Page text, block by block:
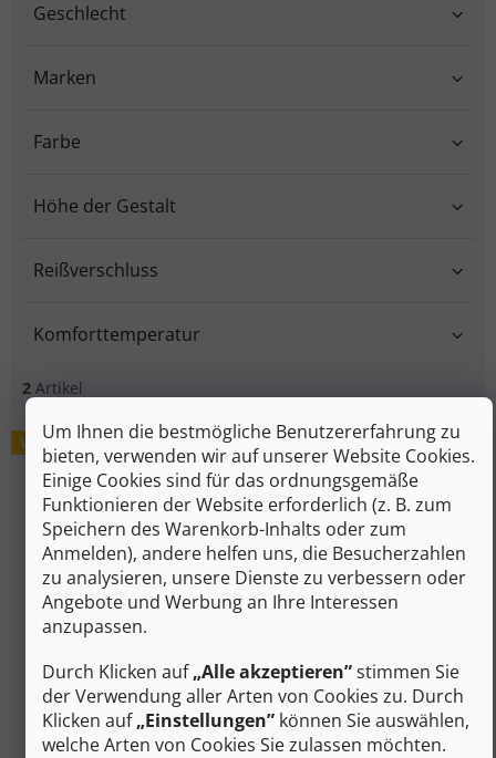
Um Ihnen die bestmögliche Benutzererfahrung zu
bieten, verwenden wir auf unserer Website Cookies.
Einige Cookies sind für das ordnungsgemäße
Funktionieren der Website erforderlich (z. B. zum
Speichern des Warenkorb-Inhalts oder zum
Anmelden), andere helfen uns, die Besucherzahlen
zu analysieren, unsere Dienste zu verbessern oder
Angebote und Werbung an Ihre Interessen
anzupassen.
Durch Klicken auf„Alle akzeptieren”stimmen Sie
der Verwendung aller Arten von Cookies zu. Durch
Klicken auf„Einstellungen” können Sie auswählen,
welche Arten von Cookies Sie zulassen möchten.
Marken
Geschlecht
Farbe
Höhe der Gestalt
Reißverschluss
Komforttemperatur
2 Artikel
Liste der Produkte
Verkauf
72 €
–9 %